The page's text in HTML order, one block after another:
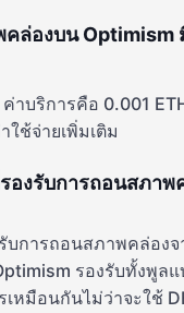
ล่องบน Optimism
าบริการคือ 0.001
ช้จ่ายเพิ่มเติม
องรับการถอนสภาพ
บการถอนสภาพคล่อง
รองรับทั้งพูลแ
เหมือนกันไม่ว่าจะใช้